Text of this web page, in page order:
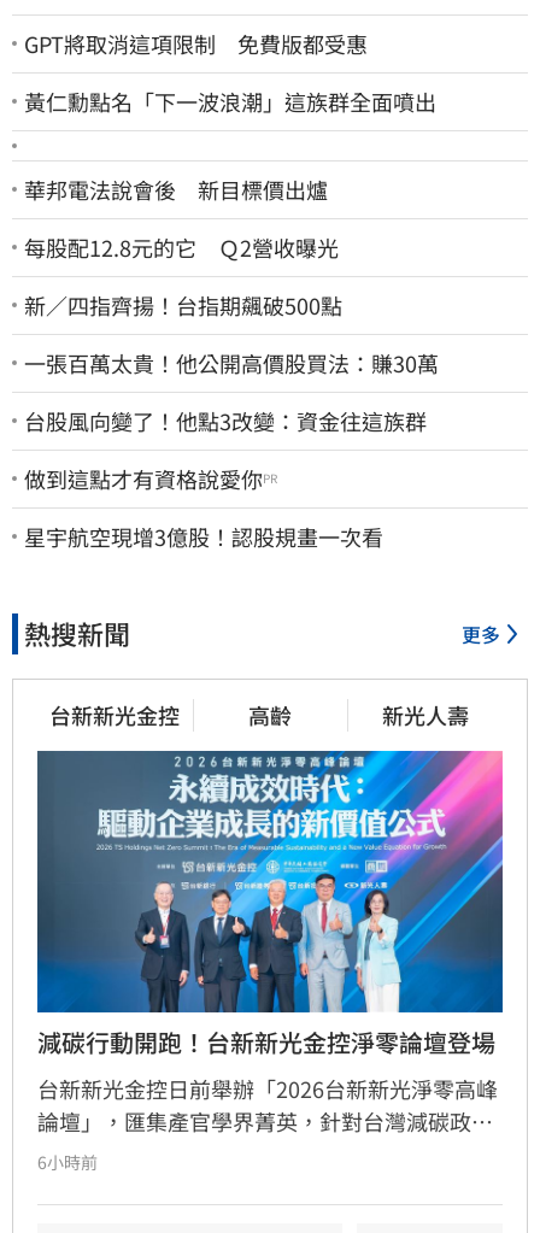
GPT將取消這項限制 免費版都受惠
黃仁勳點名「下一波浪潮」這族群全面噴出
華邦電法說會後 新目標價出爐
每股配12.8元的它 Ｑ2營收曝光
新／四指齊揚！台指期飆破500點
一張百萬太貴！他公開高價股買法：賺30萬
台股風向變了！他點3改變：資金往這族群
做到這點才有資格說愛你PR
星宇航空現增3億股！認股規畫一次看
熱搜新聞 更多
台新新光金控 高齡 新光人壽
減碳行動開跑！台新新光金控淨零論壇登場
台新新光金控日前舉辦「2026台新新光淨零高峰
論壇」，匯集產官學界菁英，針對台灣減碳政
策、碳定價制度及企業轉型策略進行深度對話。
6小時前